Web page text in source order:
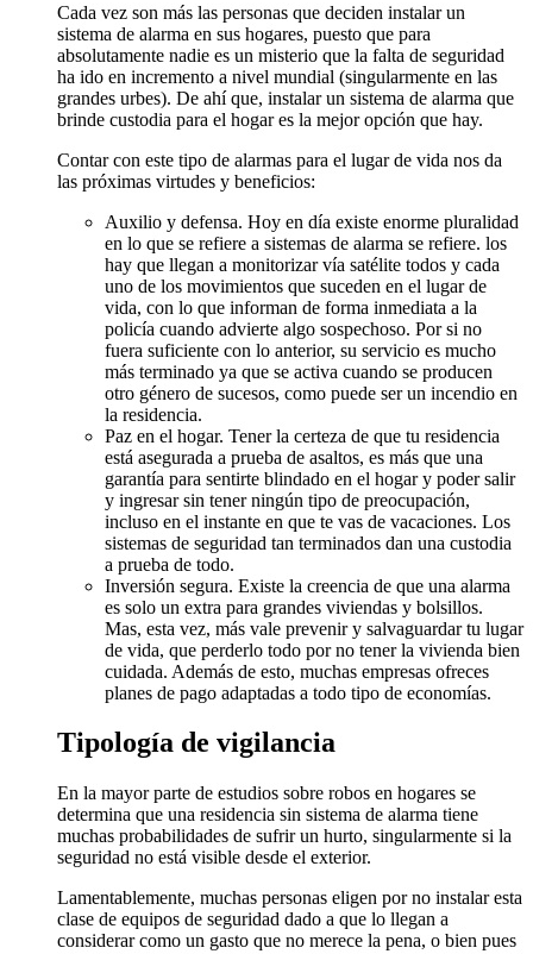
Cada vez son más las personas que deciden instalar un
sistema de alarma en sus hogares, puesto que para
absolutamente nadie es un misterio que la falta de seguridad
ha ido en incremento a nivel mundial (singularmente en las
grandes urbes). De ahí que, instalar un sistema de alarma que
brinde custodia para el hogar es la mejor opción que hay.
Contar con este tipo de alarmas para el lugar de vida nos da
las próximas virtudes y beneficios:
Auxilio y defensa. Hoy en día existe enorme pluralidad
en lo que se refiere a sistemas de alarma se refiere. los
hay que llegan a monitorizar vía satélite todos y cada
uno de los movimientos que suceden en el lugar de
vida, con lo que informan de forma inmediata a la
policía cuando advierte algo sospechoso. Por si no
fuera suficiente con lo anterior, su servicio es mucho
más terminado ya que se activa cuando se producen
otro género de sucesos, como puede ser un incendio en
la residencia.
Paz en el hogar. Tener la certeza de que tu residencia
está asegurada a prueba de asaltos, es más que una
garantía para sentirte blindado en el hogar y poder salir
y ingresar sin tener ningún tipo de preocupación,
incluso en el instante en que te vas de vacaciones. Los
sistemas de seguridad tan terminados dan una custodia
a prueba de todo.
Inversión segura. Existe la creencia de que una alarma
es solo un extra para grandes viviendas y bolsillos.
Mas, esta vez, más vale prevenir y salvaguardar tu lugar
de vida, que perderlo todo por no tener la vivienda bien
cuidada. Además de esto, muchas empresas ofreces
planes de pago adaptadas a todo tipo de economías.
Tipología de vigilancia
En la mayor parte de estudios sobre robos en hogares se
determina que una residencia sin sistema de alarma tiene
muchas probabilidades de sufrir un hurto, singularmente si la
seguridad no está visible desde el exterior.
Lamentablemente, muchas personas eligen por no instalar esta
clase de equipos de seguridad dado a que lo llegan a
considerar como un gasto que no merece la pena, o bien pues